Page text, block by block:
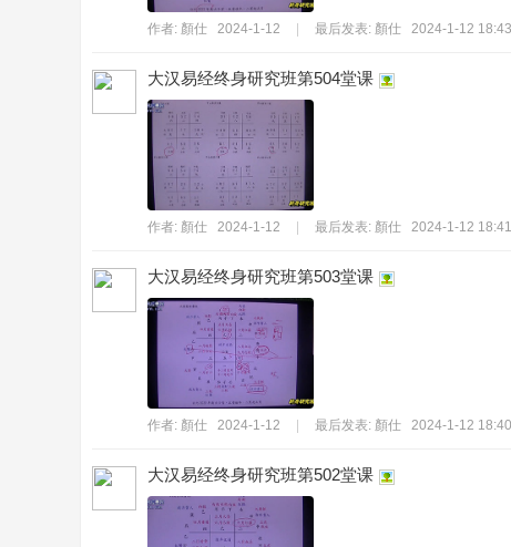
作者: 顏仕 2024-1-12 最后发表: 顏仕 2024-1-12 18:43
大汉易经终身研究班第504堂课
作者: 顏仕 2024-1-12 最后发表: 顏仕 2024-1-12 18:41
大汉易经终身研究班第503堂课
作者: 顏仕 2024-1-12 最后发表: 顏仕 2024-1-12 18:40
大汉易经终身研究班第502堂课